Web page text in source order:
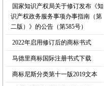
国家知识产权局关于修订发布《知
识产权政务服务事项办事指南（第
二版）》的公告（第585号）
2022年启用修订后的商标书式
马德里商标国际注册书式下载
商标尼斯分类第十一版2019文本